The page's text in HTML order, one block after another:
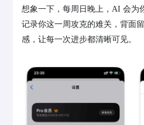
想象一下，每周日晚上，AI 会为
记录你这一周攻克的难关，背面
感，让每一次进步都清晰可见。